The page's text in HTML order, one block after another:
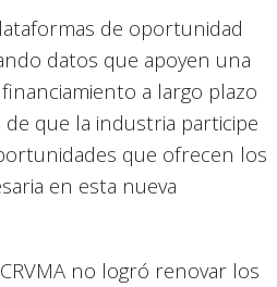
de oportunidad
datos que apoyen una
a largo plazo
que la industria participe
que ofrecen los
en esta nueva
no logró renovar los